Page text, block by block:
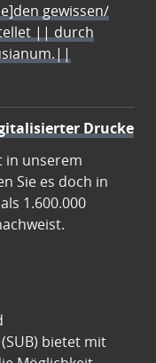
gewissen/
|| durch
Drucke
in unserem
Sie es doch in
1.600.000
bietet mit